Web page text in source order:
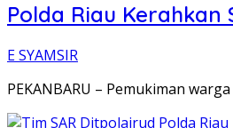
Polda Riau
E SYAMSIR
PEKANBARU – Pemukiman